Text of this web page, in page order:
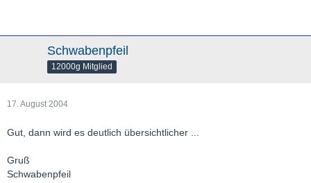
Schwabenpfeil
12000g Mitglied
17. August 2004
Gut, dann wird es deutlich übersichtlicher ...
Gruß
Schwabenpfeil